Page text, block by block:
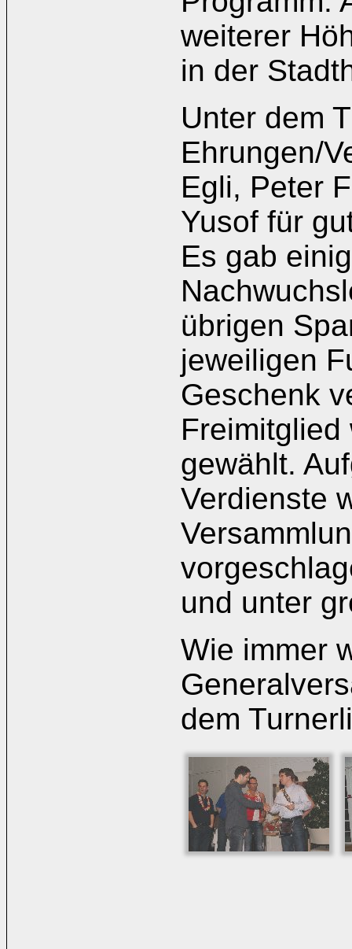
weiterer
in der
Unter dem
Ehrungen/
Egli, Peter
Yusof für
Es gab
übrigen
jeweiligen
Geschenk
gewählt.
Verdienste
und unter
Wie immer
dem